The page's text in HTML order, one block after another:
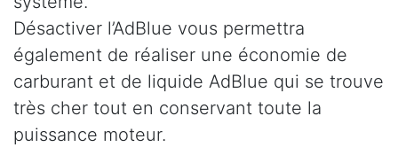
Désactiver l’AdBlue vous permettra
également de réaliser une économie de
carburant et de liquide AdBlue qui se trouve
très cher tout en conservant toute la
puissance moteur.